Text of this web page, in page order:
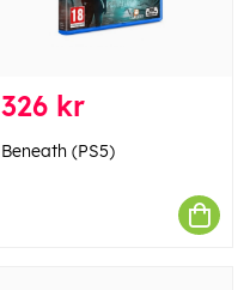
326 kr
Beneath (PS5)